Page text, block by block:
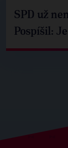
SPD už
Pospíšil: